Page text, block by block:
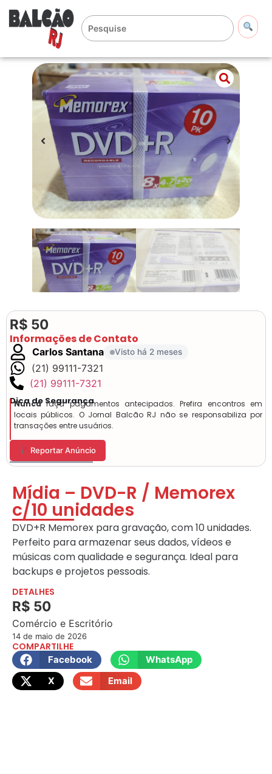
R$ 50
Informações de Contato
Carlos Santana Visto há 2 meses
(21) 99111-7321
(21) 99111-7321
Dica de Segurança
Nuncafaça pagamentos antecipados. Prefira encontros em
locais públicos. O Jornal Balcão RJ não se responsabiliza por
transações entre usuários.
Reportar Anúncio
Mídia – DVD-R / Memorex
c/10 unidades
DVD+R Memorex para gravação, com 10 unidades.
Perfeito para armazenar seus dados, vídeos e
músicas com qualidade e segurança. Ideal para
backups e projetos pessoais.
DETALHES
R$ 50
Comércio e Escritório
14 de maio de 2026
COMPARTILHE
Facebook
WhatsApp
X
Email